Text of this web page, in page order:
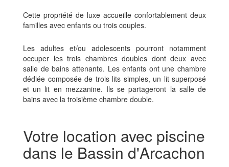
Cette propriété de luxe accueille confortablement deux
familles avec enfants ou trois couples.
Les adultes et/ou adolescents pourront notamment
occuper les trois chambres doubles dont deux avec
salle de bains attenante. Les enfants ont une chambre
dédiée composée de trois lits simples, un lit superposé
et un lit en mezzanine. Ils se partageront la salle de
bains avec la troisième chambre double.
Votre location avec piscine
dans le Bassin d'Arcachon